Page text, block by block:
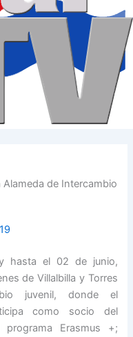
Alameda de Intercambio
hasta el 02 de junio,
de Villalbilla y Torres
juvenil, donde el
como socio del
Erasmus +;